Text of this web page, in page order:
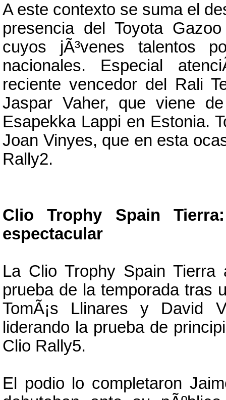
A este contexto se suma el
presencia del Toyota
cuyos jÃ³venes talentos
nacionales. Especial
reciente vencedor del Rali
Jaspar Vaher, que viene
Esapekka Lappi en Estonia.
Joan Vinyes, que en esta
Rally2.
Clio Trophy Spain
espectacular
La Clio Trophy Spain Tierra
prueba de la temporada tras
TomÃ¡s Llinares y David
liderando la prueba de
Clio Rally5.
El podio lo completaron